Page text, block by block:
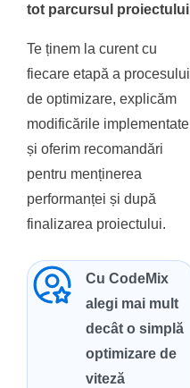
tot parcursul proiectului
Te ținem la curent cu
fiecare etapă a procesului
de optimizare, explicăm
modificările implementate
și oferim recomandări
pentru menținerea
performanței și după
finalizarea proiectului.
Cu CodeMix
alegi mai mult
decât o simplă
optimizare de
viteză